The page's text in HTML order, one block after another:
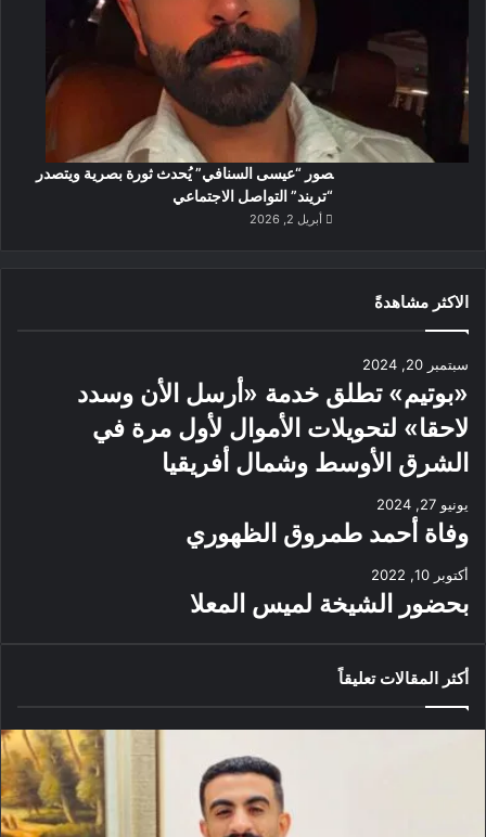
صور “عيسى السنافي” يُحدث ثورة بصرية ويتصدر
“تريند” التواصل الاجتماعي
أبريل 2, 2026
الاكثر مشاهدةً
سبتمبر 20, 2024
«بوتيم» تطلق خدمة «أرسل الأن وسدد
لاحقا» لتحويلات الأموال لأول مرة في
الشرق الأوسط وشمال أفريقيا
يونيو 27, 2024
وفاة أحمد طمروق الظهوري
أكتوبر 10, 2022
بحضور الشيخة لميس المعلا
أكثر المقالات تعليقاً